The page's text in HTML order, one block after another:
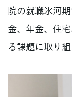
院の就職氷河
金、年金、住
る課題に取り組